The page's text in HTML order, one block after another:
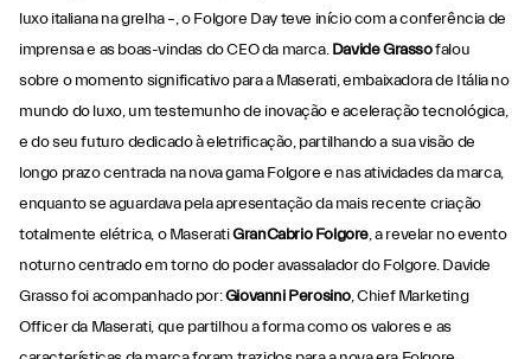
luxo italiana na grelha –, o Folgore Day teve início com a conferência de
imprensa e as boas-vindas do CEO da marca.Davide Grassofalou
sobre o momento significativo para a Maserati, embaixadora de Itália no
mundo do luxo, um testemunho de inovação e aceleração tecnológica,
e do seu futuro dedicado à eletrificação, partilhando a sua visão de
longo prazo centrada na nova gama Folgore e nas atividades da marca,
enquanto se aguardava pela apresentação da mais recente criação
totalmente elétrica, o MaseratiGranCabrio Folgore, a revelar no evento
noturno centrado em torno do poder avassalador do Folgore. Davide
Grasso foi acompanhado por:Giovanni Perosino, Chief Marketing
Officer da Maserati, que partilhou a forma como os valores e as